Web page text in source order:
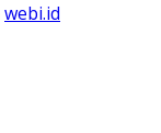
webi.id